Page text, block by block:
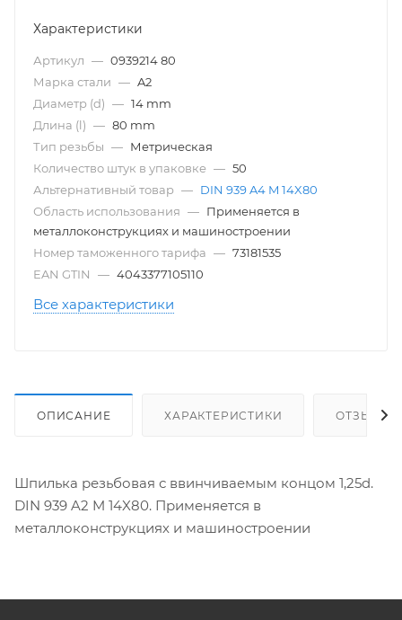
Характеристики
Артикул — 0939214 80
Марка стали — A2
Диаметр (d) — 14 mm
Длина (l) — 80 mm
Тип резьбы — Метрическая
Количество штук в упаковке — 50
Альтернативный товар — DIN 939 A4 M 14X80
Область использования — Применяется в
металлоконструкциях и машиностроении
Номер таможенного тарифа — 73181535
EAN GTIN
— 4043377105110
Все характеристики
ОПИСАНИЕ ХАРАКТЕРИСТИКИ ОТЗЫВЫ
Шпилька резьбовая с ввинчиваемым концом 1,25d.
DIN 939 A2 M 14X80. Применяется в
металлоконструкциях и машиностроении